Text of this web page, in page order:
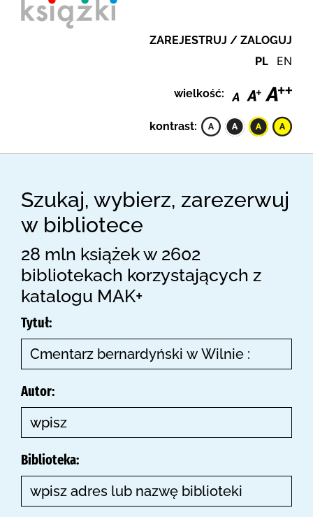
ZAREJESTRUJ / ZALOGUJ
PL EN
wielkość:
kontrast:
Szukaj, wybierz, zarezerwuj
w bibliotece
28 mln książek w 2602
bibliotekach korzystających z
katalogu MAK+
Tytuł:
Autor:
Biblioteka: